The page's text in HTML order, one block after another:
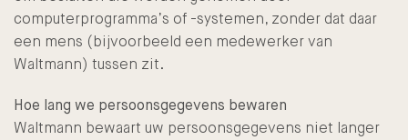
computerprogramma’s of -systemen, zonder dat daar
een mens (bijvoorbeeld een medewerker van
Waltmann) tussen zit.
Hoe lang we persoonsgegevens bewaren
Waltmann bewaart uw persoonsgegevens niet langer